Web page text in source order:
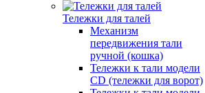
Тележки для талей
Механизм
передвижения тали
ручной (кошка)
Тележки к тали модели
CD (тележки для ворот)